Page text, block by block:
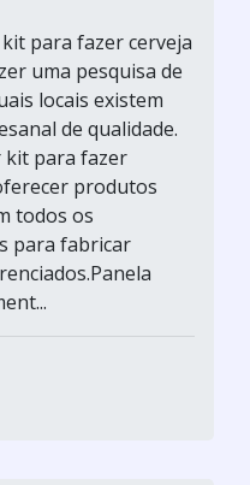
para fazer cerveja
uma pesquisa de
locais existem
de qualidade.
kit para fazer
produtos
todos os
para fabricar